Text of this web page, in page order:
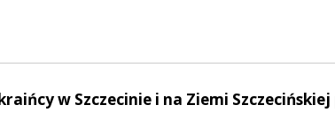
w Szczecinie i na Ziemi Szczecińskiej